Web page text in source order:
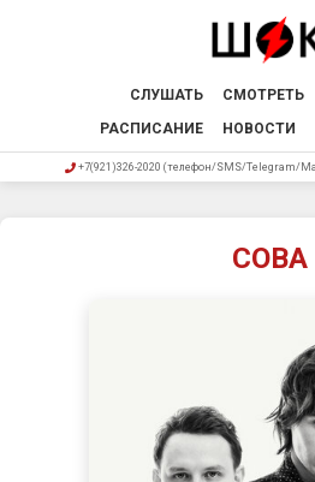
СЛУШАТЬ СМОТРЕТЬ
РАСПИСАНИЕ
НОВОСТИ
+7(921)326-2020 (телефон/SMS/Telegram/
СОВА